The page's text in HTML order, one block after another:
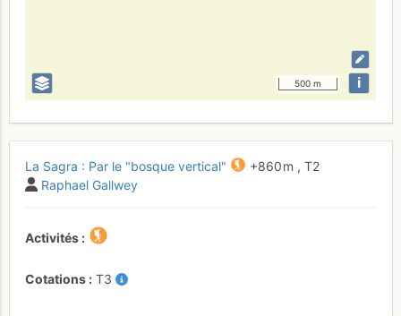
500 m i
La Sagra : Par le "bosque vertical" +860 m , T2
Raphael Gallwey
Activités
Cotations T3